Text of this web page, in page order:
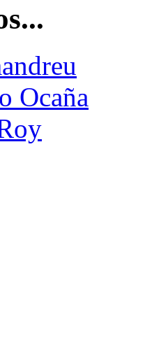
Ocaña